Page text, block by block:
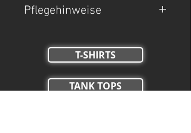
Pflegehinweise
- Nicht Trockner geeignet, nicht
bleichen, nicht bügeln.
T-SHIRTS
TANK TOPS